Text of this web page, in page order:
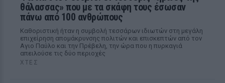
θάλασσας» που με τα σκάφη τους έσωσαν
πάνω από 100 ανθρώπους
Καθοριστική ήταν η συμβολή τεσσάρων ιδιωτών στη μεγάλη
επιχείρηση απομάκρυνσης πολιτών και επισκεπτών από τον
Αγιο Παύλο και την Πρέβελη, την ώρα που η πυρκαγιά
απειλούσε τις δύο περιοχές
ΧΤΕΣ